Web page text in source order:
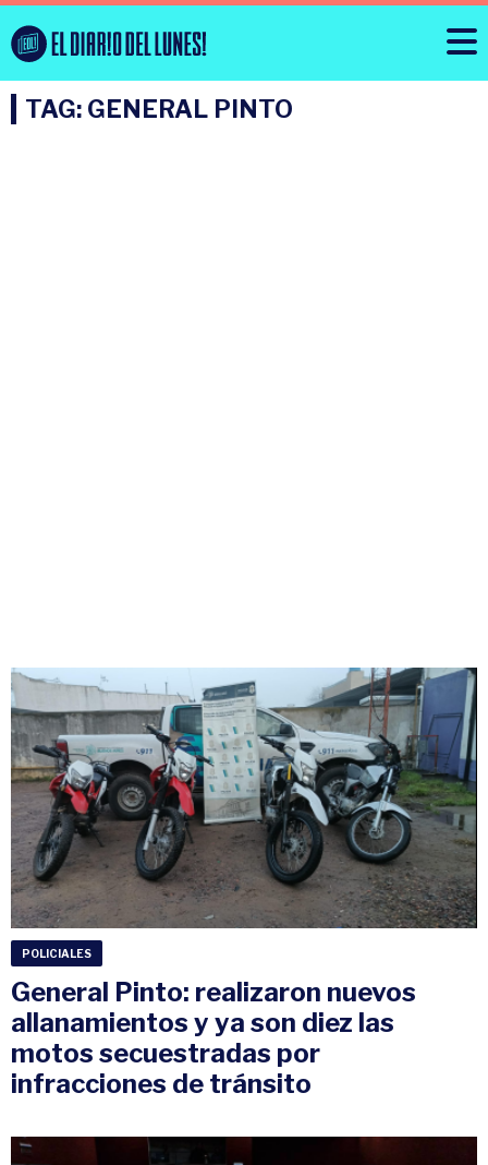
TAG: GENERAL PINTO
POLICIALES
General Pinto: realizaron nuevos
allanamientos y ya son diez las
motos secuestradas por
infracciones de tránsito